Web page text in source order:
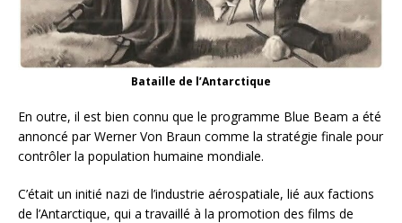
Bataille de l’Antarctique
En outre, il est bien connu que le programme Blue Beam a été
annoncé par Werner Von Braun comme la stratégie finale pour
contrôler la population humaine mondiale.
C’était un initié nazi de l’industrie aérospatiale, lié aux factions
de l’Antarctique, qui a travaillé à la promotion des films de